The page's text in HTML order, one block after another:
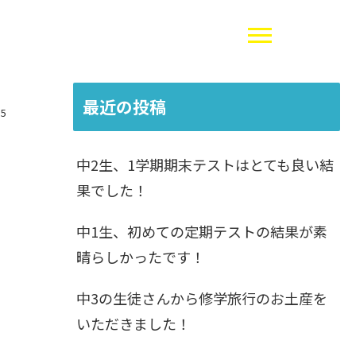
最近の投稿
中2生、1学期期末テストはとても良い結
果でした！
中1生、初めての定期テストの結果が素
晴らしかったです！
中3の生徒さんから修学旅行のお土産を
いただきました！